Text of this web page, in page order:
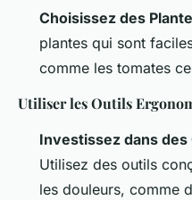
Choisissez des
plantes qui sont
comme les tomates
Utiliser les Outils
Investissez dans
Utilisez des outils
les douleurs, comme